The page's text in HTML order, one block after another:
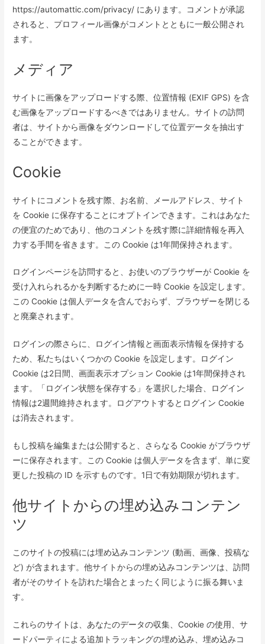
https://automattic.com/privacy/ にあります。コメントが承認
されると、プロフィール画像がコメントとともに一般公開され
ます。
メディア
サイトに画像をアップロードする際、位置情報 (EXIF GPS) を含
む画像をアップロードするべきではありません。サイトの訪問
者は、サイトから画像をダウンロードして位置データを抽出す
ることができます。
Cookie
サイトにコメントを残す際、お名前、メールアドレス、サイト
を Cookie に保存することにオプトインできます。これはあなた
の便宜のためであり、他のコメントを残す際に詳細情報を再入
力する手間を省きます。この Cookie は1年間保持されます。
ログインページを訪問すると、お使いのブラウザーが Cookie を
受け入れられるかを判断するために一時 Cookie を設定します。
この Cookie は個人データを含んでおらず、ブラウザーを閉じる
と廃棄されます。
ログインの際さらに、ログイン情報と画面表示情報を保持する
ため、私たちはいくつかの Cookie を設定します。ログイン
Cookie は2日間、画面表示オプション Cookie は1年間保持され
ます。「ログイン状態を保存する」を選択した場合、ログイン
情報は2週間維持されます。ログアウトするとログイン Cookie
は消去されます。
もし投稿を編集または公開すると、さらなる Cookie がブラウザ
ーに保存されます。この Cookie は個人データを含まず、単に変
更した投稿の ID を示すものです。1日で有効期限が切れます。
他サイトからの埋め込みコンテン
ツ
このサイトの投稿には埋め込みコンテンツ (動画、画像、投稿な
ど) が含まれます。他サイトからの埋め込みコンテンツは、訪問
者がそのサイトを訪れた場合とまったく同じように振る舞いま
す。
これらのサイトは、あなたのデータの収集、Cookie の使用、サ
ードパーティによる追加トラッキングの埋め込み、埋め込みコ